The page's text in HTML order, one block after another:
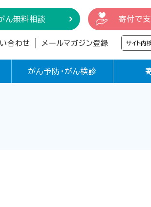
ん無料相談 寄付で
合わせ メールマガジン登録
がん予防・がん検診